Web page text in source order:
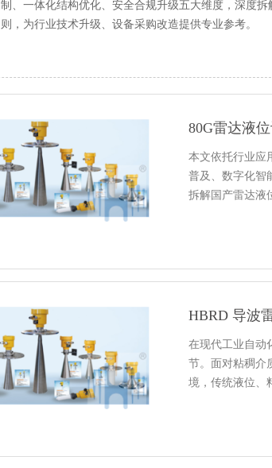
制、一体化结构优化、安全合规升级五大维度，深度
则，为行业技术升级、设备采购改造提供专业参考。
80G雷达液
本文依托行业应
普及、数字化智
拆解国产雷达液
HBRD 导波
在现代工业自动
节。面对粘稠介
境，传统液位、